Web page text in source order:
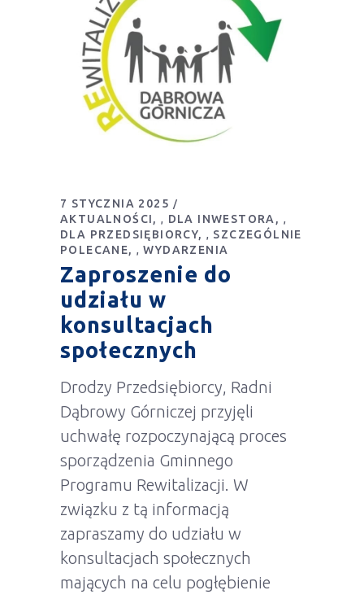
7 STYCZNIA 2025
AKTUALNOŚCI
, DLA INWESTORA ,
DLA PRZEDSIĘBIORCY , SZCZEGÓLNIE
POLECANE
,WYDARZENIA
Zaproszenie do
udziału w
konsultacjach
społecznych
Drodzy Przedsiębiorcy, Radni
Dąbrowy Górniczej przyjęli
uchwałę rozpoczynającą proces
sporządzenia Gminnego
Programu Rewitalizacji. W
związku z tą informacją
zapraszamy do udziału w
konsultacjach społecznych
mających na celu pogłębienie